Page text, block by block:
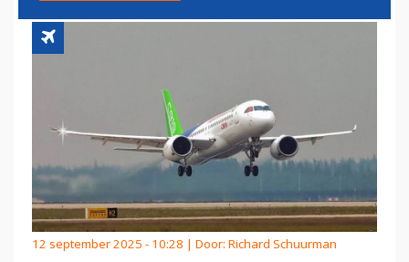
12 september 2025 - 10:28 | Door: Richard Schuurman